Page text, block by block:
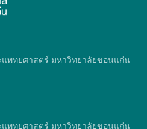
พทยศาสตร์ มหาวิทยาลัยขอนแก่น
พทยศาสตร์ มหาวิทยาลัยขอนแก่น